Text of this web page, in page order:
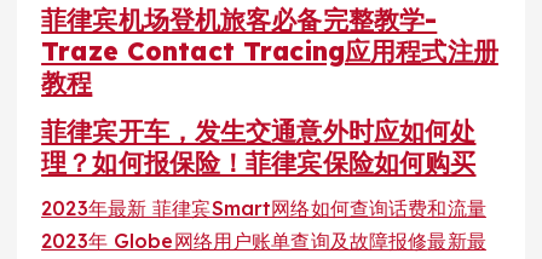
菲律宾机场登机旅客必备完整教学-
Traze Contact Tracing应用程式注册
教程
菲律宾开车，发生交通意外时应如何处
理？如何报保险！菲律宾保险如何购买
2023年最新 菲律宾Smart网络如何查询话费和流量
2023年 Globe网络用户账单查询及故障报修最新最